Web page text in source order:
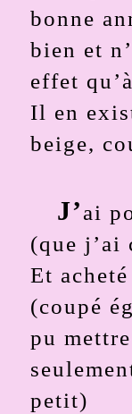
bonne
bien et
effet
Il en
beige,
J’ai
(que j’ai
Et
(coupé
pu
petit)